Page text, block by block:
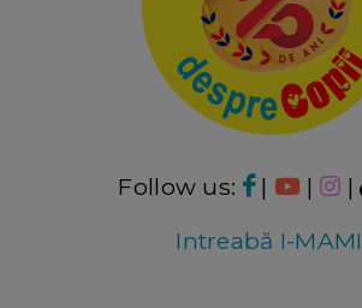
Follow us: | | |
Intreabă I-MAMI